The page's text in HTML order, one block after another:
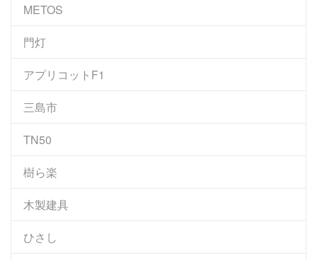
METOS
門灯
アプリコットF1
三島市
TN50
樹ら楽
木製建具
ひさし